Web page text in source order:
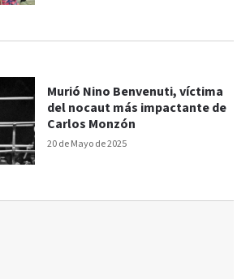
20 de Mayo de 2025
Murió Nino Benvenuti, víctima
del nocaut más impactante de
Carlos Monzón